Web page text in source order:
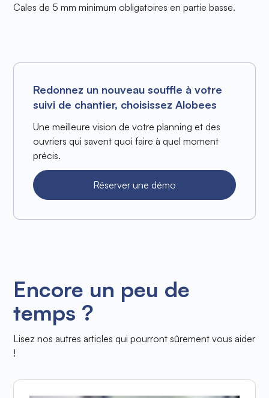
Cales de 5 mm minimum obligatoires en partie basse.
Redonnez un nouveau souffle à votre
suivi de chantier, choisissez Alobees
Une meilleure vision de votre planning et des
ouvriers qui savent quoi faire à quel moment
précis.
Réserver une démo
Encore un peu de
temps ?
Lisez nos autres articles qui pourront sûrement vous aider
!